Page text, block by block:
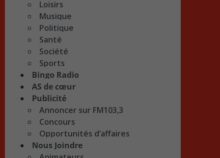
Loisirs
Musique
Politique
Santé
Société
Sports
Bingo Radio
AS de cœur
Publicité
Annoncer sur FM103,3
Concours
Opportunités d’affaires
Nous Joindre